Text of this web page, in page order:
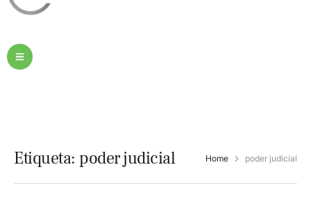
Etiqueta: poder judicial Home poder judicial